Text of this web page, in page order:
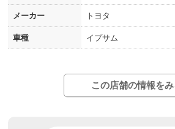
メーカー トヨタ
車種 イプサム
この店舗の情報を